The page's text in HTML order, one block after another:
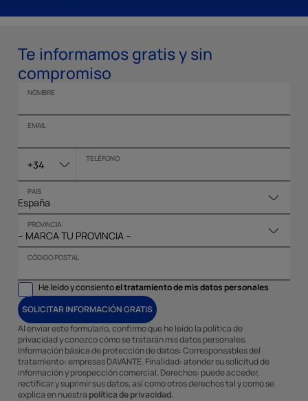
Te informamos gratis y sin
compromiso
NOMBRE
EMAIL
+34 TELÉFONO
PAIS
PROVINCIA
CÓDIGO POSTAL
He leído y consientoel tratamiento de mis datos personales
SOLICITAR INFORMACIÓN GRATIS
Al enviar este formulario, confirmo que he leído la política de
privacidad y conozco cómo se tratarán mis datos personales.
Información básica de protección de datos: Corresponsables del
tratamiento: empresas DAVANTE. Finalidad: atender su solicitud de
información y prospección comercial. Derechos: puede acceder,
rectificar y suprimir sus datos, así como otros derechos tal y como se
explica en nuestra política de privacidad.